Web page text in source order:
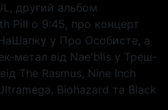
другий альбом
Pill о 9:45, про концерт
у Про Особисте, а
метал від Nae'blis у Треш-
The Rasmus, Nine Inch
Biohazard та Black